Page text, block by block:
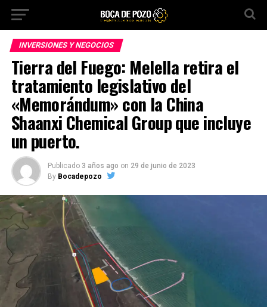
INVERSIONES Y NEGOCIOS
Tierra del Fuego: Melella retira el
tratamiento legislativo del
«Memorándum» con la China
Shaanxi Chemical Group que incluye
un puerto.
Publicado 3 años ago on 29 de junio de 2023
By Bocadepozo